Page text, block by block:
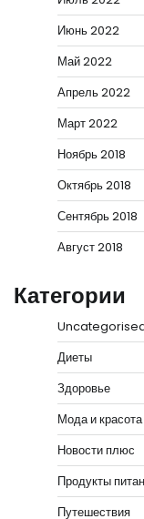
Июнь 2022
Май 2022
Апрель 2022
Март 2022
Ноябрь 2018
Октябрь 2018
Сентябрь 2018
Август 2018
Категории
Диеты
Здоровье
Мода и красота
Новости плюс
Продукты
Путешествия